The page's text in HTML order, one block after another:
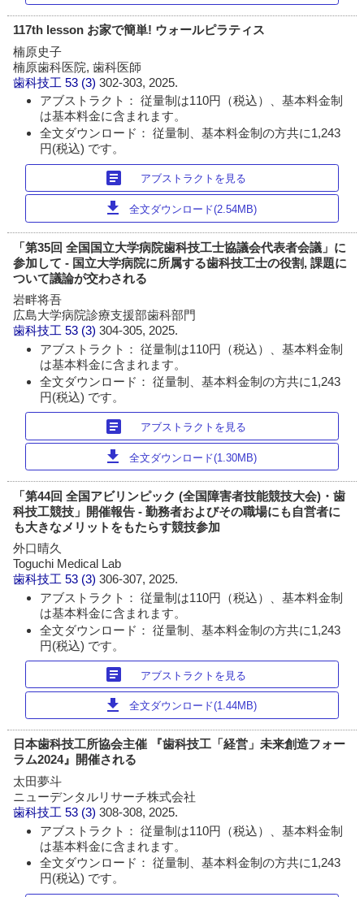
117th lesson お家で簡単! ウォールピラティス
楠原史子
楠原歯科医院, 歯科医師
歯科技工 53 (3)302-303, 2025.
アブストラクト： 従量制は110円（税込）、基本料金制
は基本料金に含まれます。
全文ダウンロード： 従量制、基本料金制の方共に1,243
円(税込) です。
article アブストラクトを見る
download 全文ダウンロード(2.54MB)
「第35回 全国国立大学病院歯科技工士協議会代表者会議」に
参加して - 国立大学病院に所属する歯科技工士の役割, 課題に
ついて議論が交わされる
岩畔将吾
広島大学病院診療支援部歯科部門
歯科技工 53 (3)304-305, 2025.
アブストラクト： 従量制は110円（税込）、基本料金制
は基本料金に含まれます。
全文ダウンロード： 従量制、基本料金制の方共に1,243
円(税込) です。
article アブストラクトを見る
download 全文ダウンロード(1.30MB)
「第44回 全国アビリンピック (全国障害者技能競技大会)・歯
科技工競技」開催報告 - 勤務者およびその職場にも自営者に
も大きなメリットをもたらす競技参加
外口晴久
Toguchi Medical Lab
歯科技工 53 (3)306-307, 2025.
アブストラクト： 従量制は110円（税込）、基本料金制
は基本料金に含まれます。
全文ダウンロード： 従量制、基本料金制の方共に1,243
円(税込) です。
article アブストラクトを見る
download 全文ダウンロード(1.44MB)
日本歯科技工所協会主催 『歯科技工「経営」未来創造フォー
ラム2024』開催される
太田夢斗
ニューデンタルリサーチ株式会社
歯科技工 53 (3)308-308, 2025.
アブストラクト： 従量制は110円（税込）、基本料金制
は基本料金に含まれます。
全文ダウンロード： 従量制、基本料金制の方共に1,243
円(税込) です。